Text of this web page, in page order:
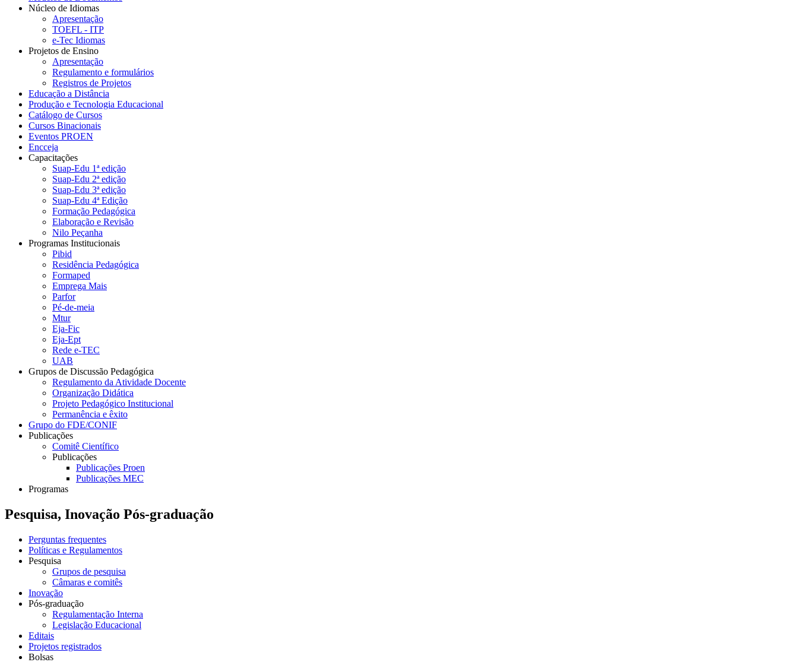
Núcleo de Idiomas
Apresentação
TOEFL - ITP
e-Tec Idiomas
Projetos de Ensino
Apresentação
Regulamento e formulários
Registros de Projetos
Educação a Distância
Produção e Tecnologia Educacional
Catálogo de Cursos
Cursos Binacionais
Eventos PROEN
Encceja
Capacitações
Suap-Edu 1ª edição
Suap-Edu 2ª edição
Suap-Edu 3ª edição
Suap-Edu 4ª Edição
Formação Pedagógica
Elaboração e Revisão
Nilo Peçanha
Programas Institucionais
Pibid
Residência Pedagógica
Formaped
Emprega Mais
Parfor
Pé-de-meia
Mtur
Eja-Fic
Eja-Ept
Rede e-TEC
UAB
Grupos de Discussão Pedagógica
Regulamento da Atividade Docente
Organização Didática
Projeto Pedagógico Institucional
Permanência e êxito
Grupo do FDE/CONIF
Publicações
Comitê Científico
Publicações
Publicações Proen
Publicações MEC
Programas
Pesquisa, Inovação Pós-graduação
Perguntas frequentes
Políticas e Regulamentos
Pesquisa
Grupos de pesquisa
Câmaras e comitês
Inovação
Pós-graduação
Regulamentação Interna
Legislação Educacional
Editais
Projetos registrados
Bolsas